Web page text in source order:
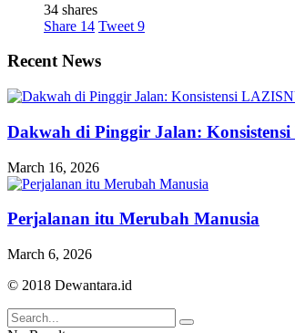
34 shares
Share 14 Tweet 9
Recent News
Dakwah di Pinggir Jalan:
March 16, 2026
Perjalanan itu Merubah Manusia
March 6, 2026
© 2018 Dewantara.id